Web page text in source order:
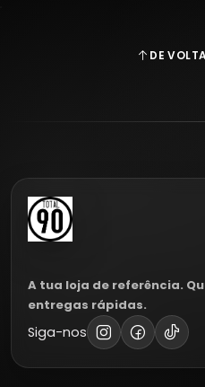
DE
A tua loja de referência.
entregas rápidas.
Siga-nos